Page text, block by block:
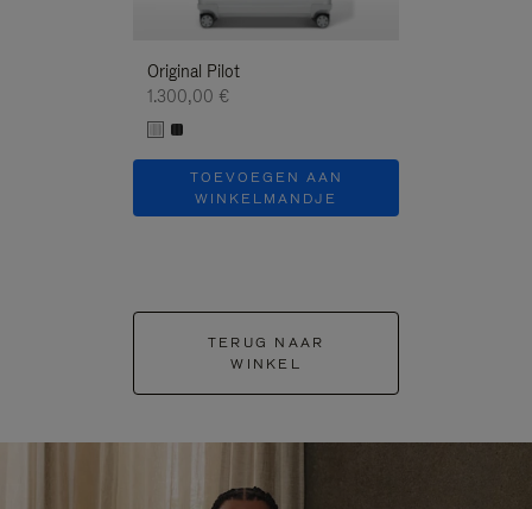
Original Pilot
1.300,00 €
TOEVOEGEN AAN
WINKELMANDJE
TERUG NAAR
WINKEL